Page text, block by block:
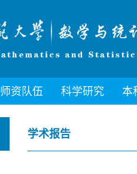
师资队伍 科学研究 本
学术报告